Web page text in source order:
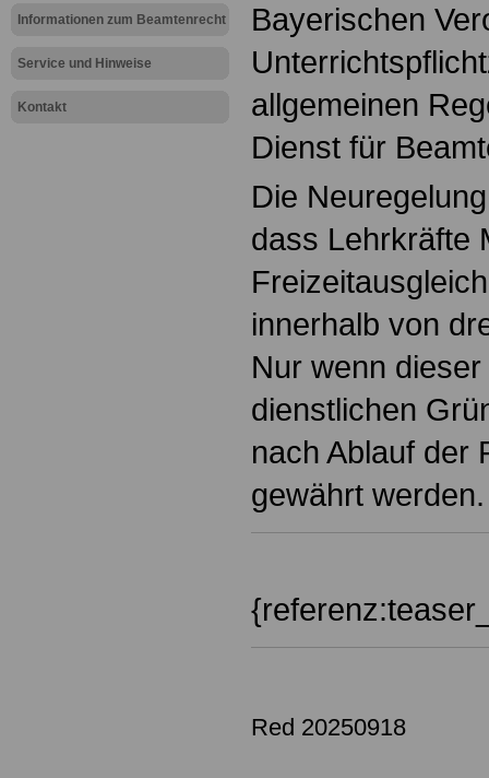
Informationen zum Beamtenrecht
Service und Hinweise
Kontakt
Bayerischen
allgemeinen
Dienst für
Die
dass Lehrkräfte
innerhalb von
Nur wenn
dienstlichen
nach Ablauf der
gewährt werden.
{
Red 20250918